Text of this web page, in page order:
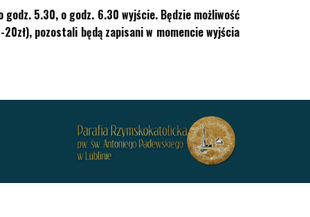
godz. 5.30, o godz. 6.30 wyjście. Będzie możliwość
pozostali będą zapisani w momencie wyjścia